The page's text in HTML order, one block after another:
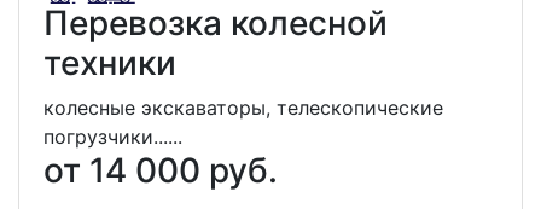
Перевозка колесной
техники
колесные экскаваторы, телескопические
погрузчики......
от 14 000 руб.